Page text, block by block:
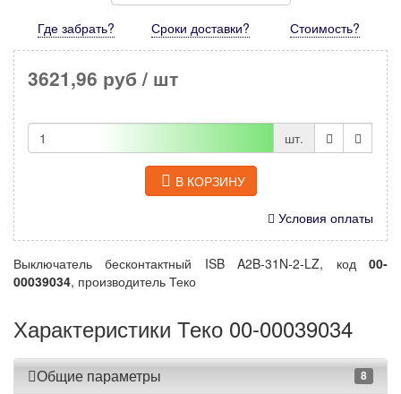
Где забрать? Сроки доставки? Стоимость?
3621,96 руб / шт
шт.
В КОРЗИНУ
Условия оплаты
Выключатель бесконтактный ISB A2B-31N-2-LZ, код 00-
00039034, производитель Теко
Характеристики Теко 00-00039034
Общие параметры 8